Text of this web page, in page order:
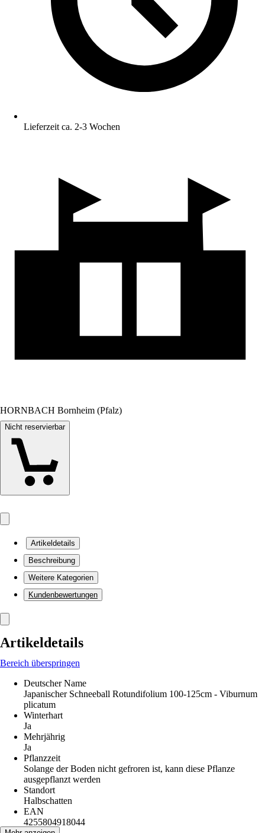
Lieferzeit ca. 2-3 Wochen
HORNBACH Bornheim (Pfalz)
Nicht reservierbar
Artikeldetails
Beschreibung
Weitere Kategorien
Kundenbewertungen
Artikeldetails
Bereich überspringen
Deutscher Name
Japanischer Schneeball Rotundifolium 100-125cm - Viburnum
plicatum
Winterhart
Ja
Mehrjährig
Ja
Pflanzzeit
Solange der Boden nicht gefroren ist, kann diese Pflanze
ausgepflanzt werden
Standort
Halbschatten
EAN
4255804918044